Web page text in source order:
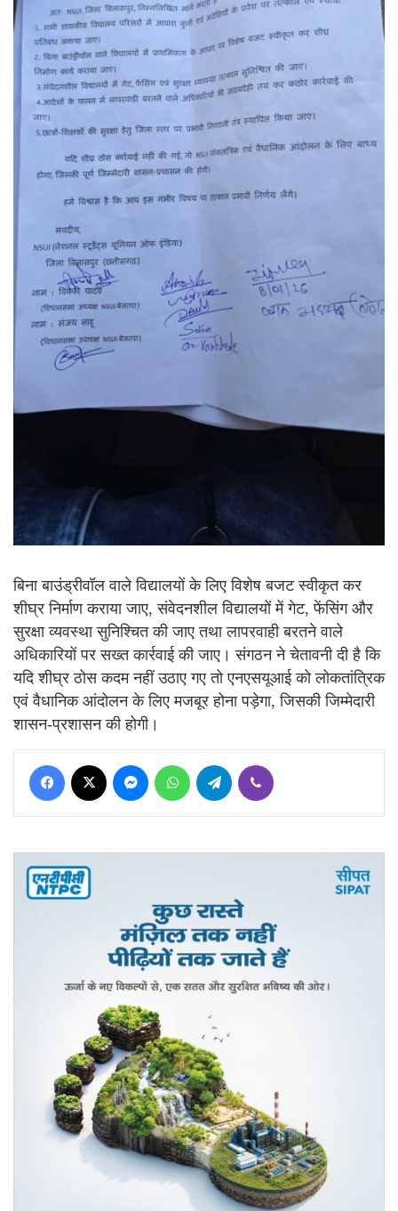
बिना बाउंड्रीवॉल वाले विद्यालयों के लिए विशेष बजट स्वीकृत कर
शीघ्र निर्माण कराया जाए, संवेदनशील विद्यालयों में गेट, फेंसिंग और
सुरक्षा व्यवस्था सुनिश्चित की जाए तथा लापरवाही बरतने वाले
अधिकारियों पर सख्त कार्रवाई की जाए। संगठन ने चेतावनी दी है कि
यदि शीघ्र ठोस कदम नहीं उठाए गए तो एनएसयूआई को लोकतांत्रिक
एवं वैधानिक आंदोलन के लिए मजबूर होना पड़ेगा, जिसकी जिम्मेदारी
शासन-प्रशासन की होगी।
Facebook Messenger WhatsApp Telegram